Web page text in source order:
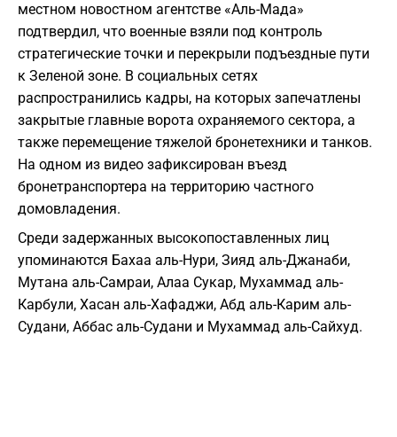
местном новостном агентстве «Аль-Мада»
подтвердил, что военные взяли под контроль
стратегические точки и перекрыли подъездные пути
к Зеленой зоне. В социальных сетях
распространились кадры, на которых запечатлены
закрытые главные ворота охраняемого сектора, а
также перемещение тяжелой бронетехники и танков.
На одном из видео зафиксирован въезд
бронетранспортера на территорию частного
домовладения.
Среди задержанных высокопоставленных лиц
упоминаются Бахаа аль-Нури, Зияд аль-Джанаби,
Мутана аль-Самраи, Алаа Сукар, Мухаммад аль-
Карбули, Хасан аль-Хафаджи, Абд аль-Карим аль-
Судани, Аббас аль-Судани и Мухаммад аль-Сайхуд.